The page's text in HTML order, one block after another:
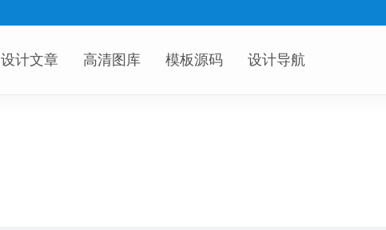
设计文章 高清图库 模板源码 设计导航